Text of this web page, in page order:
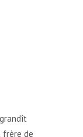
frère de